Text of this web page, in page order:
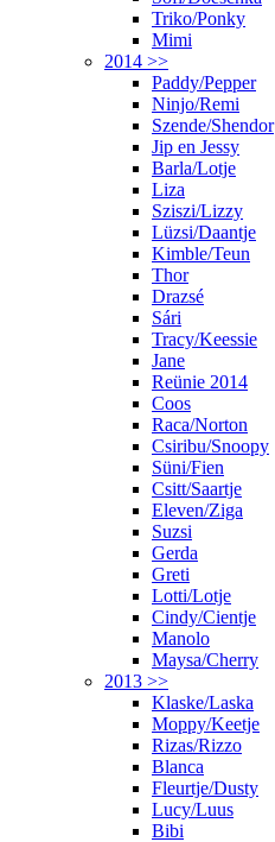
Triko/Ponky
Mimi
2014 >>
Paddy/Pepper
Ninjo/Remi
Szende/Shendor
Jip en Jessy
Barla/Lotje
Liza
Sziszi/Lizzy
Lüzsi/Daantje
Kimble/Teun
Thor
Drazsé
Sári
Tracy/Keessie
Jane
Reünie 2014
Coos
Raca/Norton
Csiribu/Snoopy
Süni/Fien
Csitt/Saartje
Eleven/Ziga
Suzsi
Gerda
Greti
Lotti/Lotje
Cindy/Cientje
Manolo
Maysa/Cherry
2013 >>
Klaske/Laska
Moppy/Keetje
Rizas/Rizzo
Blanca
Fleurtje/Dusty
Lucy/Luus
Bibi